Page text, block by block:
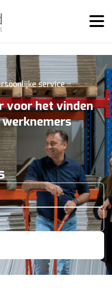
service
voor het vinden